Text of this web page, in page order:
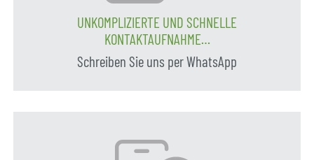
UNKOMPLIZIERTE UND SCHNELLE
KONTAKTAUFNAHME…
Schreiben Sie uns per WhatsApp